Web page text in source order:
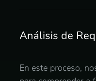
Análisis de
En este proceso,